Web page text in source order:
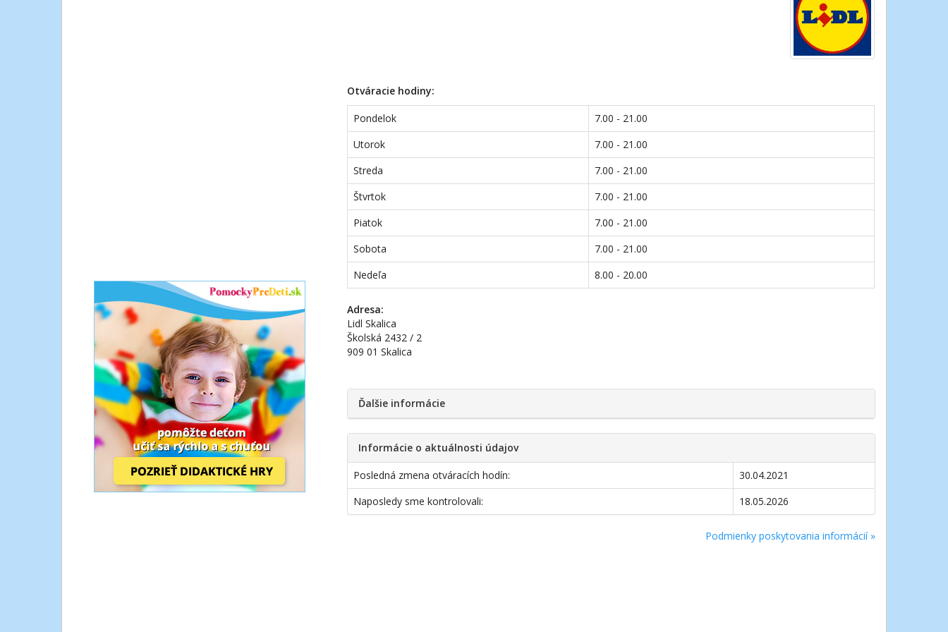
Otváracie hodiny:
Pondelok
7.00 - 21.00
Utorok
7.00 - 21.00
Streda
7.00 - 21.00
Štvrtok
7.00 - 21.00
Piatok
7.00 - 21.00
Sobota
7.00 - 21.00
Nedeľa
8.00 - 20.00
Adresa:
Lidl Skalica
Školská 2432 / 2
909 01 Skalica
Ďalšie informácie
Informácie o aktuálnosti údajov
Posledná zmena otváracích hodín:
30.04.2021
Naposledy sme kontrolovali:
18.05.2026
Podmienky poskytovania informácií »